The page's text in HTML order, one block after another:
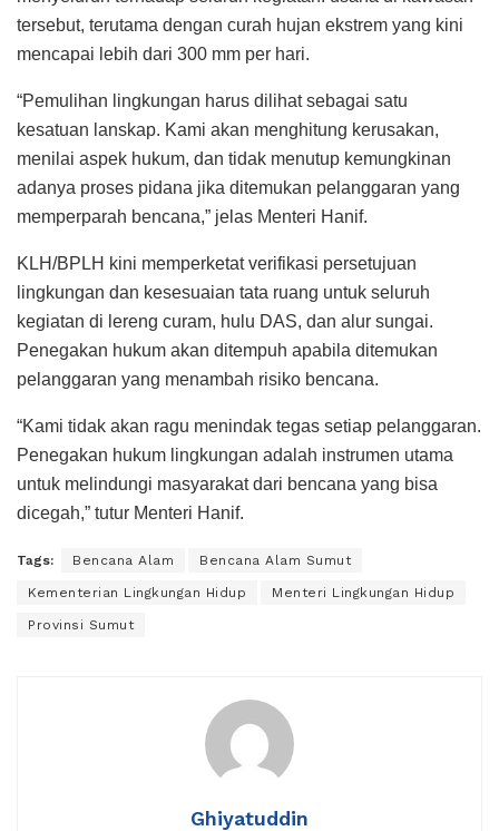
tersebut, terutama dengan curah hujan ekstrem yang kini
mencapai lebih dari 300 mm per hari.
“Pemulihan lingkungan harus dilihat sebagai satu
kesatuan lanskap. Kami akan menghitung kerusakan,
menilai aspek hukum, dan tidak menutup kemungkinan
adanya proses pidana jika ditemukan pelanggaran yang
memperparah bencana,” jelas Menteri Hanif.
KLH/BPLH kini memperketat verifikasi persetujuan
lingkungan dan kesesuaian tata ruang untuk seluruh
kegiatan di lereng curam, hulu DAS, dan alur sungai.
Penegakan hukum akan ditempuh apabila ditemukan
pelanggaran yang menambah risiko bencana.
“Kami tidak akan ragu menindak tegas setiap pelanggaran.
Penegakan hukum lingkungan adalah instrumen utama
untuk melindungi masyarakat dari bencana yang bisa
dicegah,” tutur Menteri Hanif.
Tags: Bencana Alam Bencana Alam Sumut
Kementerian Lingkungan Hidup Menteri Lingkungan Hidup
Provinsi Sumut
Ghiyatuddin